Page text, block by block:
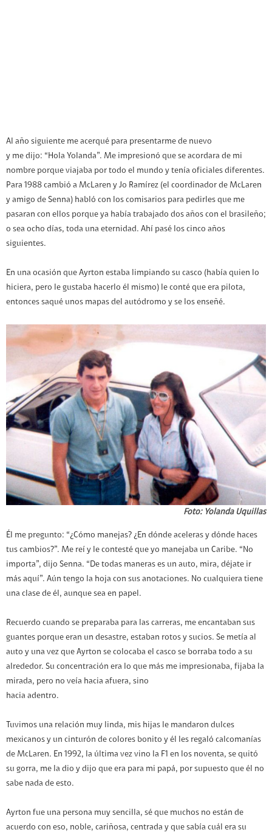
Al año siguiente me acerqué para presentarme de nuevo
y me dijo: “Hola Yolanda”. Me impresionó que se acordara de mi
nombre porque viajaba por todo el mundo y tenía oficiales diferentes.
Para 1988 cambió a McLaren y Jo Ramírez (el coordinador de McLaren
y amigo de Senna) habló con los comisarios para pedirles que me
pasaran con ellos porque ya había trabajado dos años con el brasileño;
o sea ocho días, toda una eternidad. Ahí pasé los cinco años
siguientes.
En una ocasión que Ayrton estaba limpiando su casco (había quien lo
hiciera, pero le gustaba hacerlo él mismo) le conté que era pilota,
entonces saqué unos mapas del autódromo y se los enseñé.
Foto: Yolanda Uquillas
Él me pregunto: “¿Cómo manejas? ¿En dónde aceleras y dónde haces
tus cambios?”. Me reí y le contesté que yo manejaba un Caribe. “No
importa”, dijo Senna. “De todas maneras es un auto, mira, déjate ir
más aquí”. Aún tengo la hoja con sus anotaciones. No cualquiera tiene
una clase de él, aunque sea en papel.
Recuerdo cuando se preparaba para las carreras, me encantaban sus
guantes porque eran un desastre, estaban rotos y sucios. Se metía al
auto y una vez que Ayrton se colocaba el casco se borraba todo a su
alrededor. Su concentración era lo que más me impresionaba, fijaba la
mirada, pero no veía hacia afuera, sino
hacia adentro.
Tuvimos una relación muy linda, mis hijas le mandaron dulces
mexicanos y un cinturón de colores bonito y él les regaló calcomanías
de McLaren. En 1992, la última vez vino la F1 en los noventa, se quitó
su gorra, me la dio y dijo que era para mi papá, por supuesto que él no
sabe nada de esto.
Ayrton fue una persona muy sencilla, sé que muchos no están de
acuerdo con eso, noble, cariñosa, centrada y que sabía cuál era su